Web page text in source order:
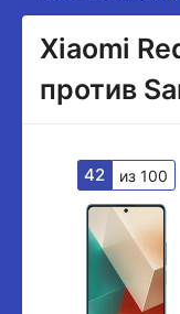
Xiaomi
против
42 из 100